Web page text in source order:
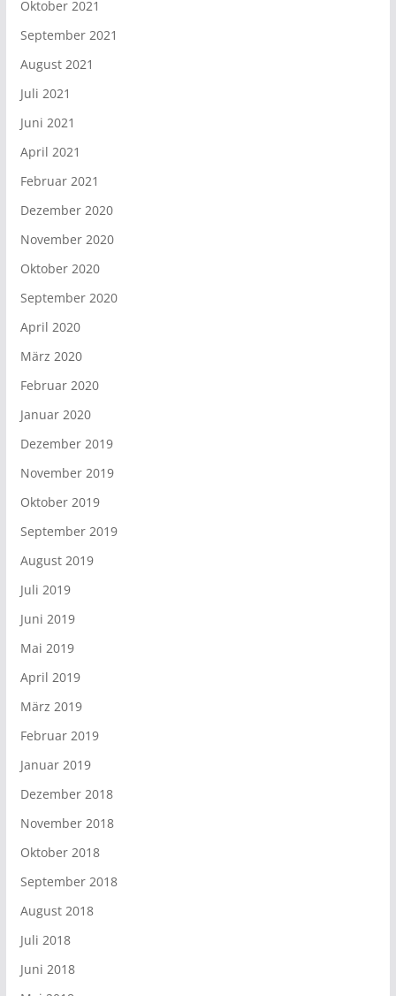
Oktober 2021
September 2021
August 2021
Juli 2021
Juni 2021
April 2021
Februar 2021
Dezember 2020
November 2020
Oktober 2020
September 2020
April 2020
März 2020
Februar 2020
Januar 2020
Dezember 2019
November 2019
Oktober 2019
September 2019
August 2019
Juli 2019
Juni 2019
Mai 2019
April 2019
März 2019
Februar 2019
Januar 2019
Dezember 2018
November 2018
Oktober 2018
September 2018
August 2018
Juli 2018
Juni 2018